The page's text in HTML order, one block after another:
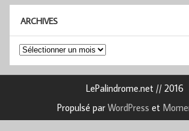
ARCHIVES
Archives
LePalindrome.net // 2016
Propulsé par WordPress et